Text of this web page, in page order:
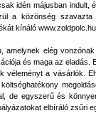
idén májusban indult,
a közönség
kínáló www.zoldpolc.hu
amelynek elég
és maga az
véleményt a vásárlók.
de egyszerű és
elbíráló zsűri